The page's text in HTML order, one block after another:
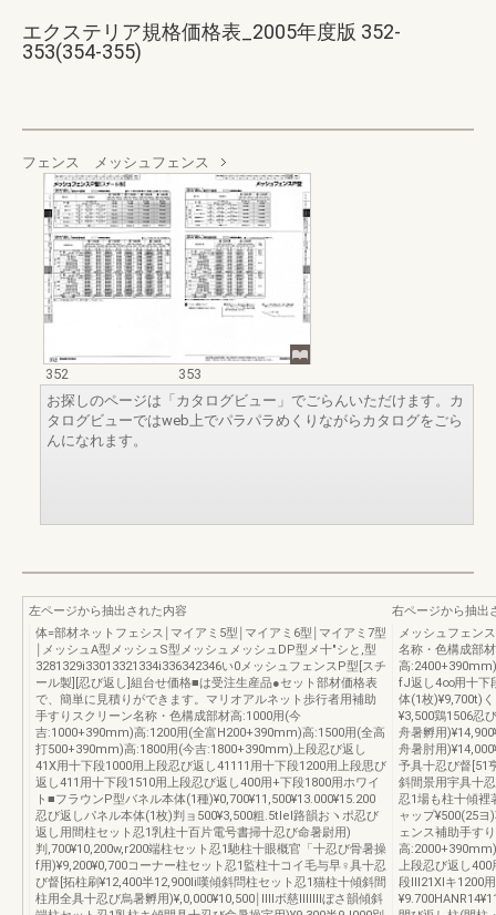
エクステリア規格価格表_2005年度版 352-
353(354-355)
フェンス メッシュフェンス
352
353
お探しのページは「カタログビュー」でごらんいただけます。カ
タログビューではweb上でパラパラめくりながらカタログをごら
んになれます。
左ページから抽出された内容
体=部材ネットフェシス￨マイアミ5型￨マイアミ6型￨マイアミ7型
￨メッシュA型メッシュS型メッシュメッシュDP型メ十″シと,型
3281329i33013321334i336342346い0メッシュフェンスP型[スチ
ール製][忍び返し]組台せ価格■は受注生産品●セット部材価格表
で、簡単に見積りができます。マリオアルネット歩行者用補助
手すりスクリーン名称・色構成部材高:1000用(今
吉:1000+390mm)高:1200用(全富H200+390mm)高:1500用(全高
打500+390mm)高:1800用(今吉:1800+390mm)上段忍び返し
41X用十下段1000用上段忍び返し41111用十下段1200用上段思び
返し411用十下段1510用上段忍び返し400用+下段1800用ホワイ
ト■フラウンP型バネル本体(1種)¥0,700¥11,500¥13.000¥15.200
忍び返しパネル本体(1枚)判ョ500¥3,500粗.5tlel路韻おヽポ忍び
返し用間柱セット忍1乳柱十百片電号書掃十忍び命暑尉用)
判,700¥10,200w,r200端柱セット忍1馳柱十眼概官「十忍び骨暑操
f用)¥9,200¥0,700コーナー柱セット忍1監柱十コイ毛与早♀具十忍
び督[拓柱刷¥12,400半12,900li嘆傾斜問柱セット忍1猫柱十傾斜間
柱用全具十忍び烏暑孵用)¥,0,000¥10,500￨IⅢボ慈IⅢⅢぼさ韻傾斜
右ページから抽出
メッシュフェン
名称・色構成部
高
fJ返し4∞用十下
体(1枚)¥9,700t)
¥3,500鶏1506忍
舟暑孵用
舟暑肘用
予具十忍び督[51
斜間景用宇具十
忍1場も柱十傾裡
ャップ¥500(25
ェンス補助手す
高
上段忍び返し
段Ⅲ21Xlキ1200